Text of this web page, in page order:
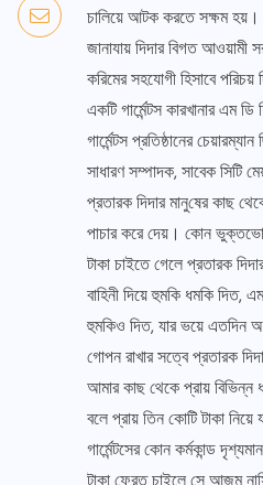
চালিয়ে আটক করতে সক্ষম হয়।
জানাযায় দিদার বিগত
করিমের সহযোগী হিসাবে পরিচয়
একটি গার্মেন্টস কারখানার এম
গার্মেন্টস প্রতিষ্ঠানের
সাধারণ সম্পাদক, সাবেক সিটি
প্রতারক দিদার মানু‌ষের কাছ
পাচার করে দেয়। কোন
টাকা চাইতে গেলে প্রতারক
বাহিনী দিয়ে হুমকি ধমকি দিত,
হুমকিও দিত, যার ভয়ে এতদিন
গোপন রাখার সত্বে প্রতারক
আমার কাছ থেকে প্রায় বিভিন্ন
বলে প্রায় তিন কোটি টাকা
গার্মেন্টসের কোন কর্মকান্ড
টাকা ফেরত চাইলে সে আজম